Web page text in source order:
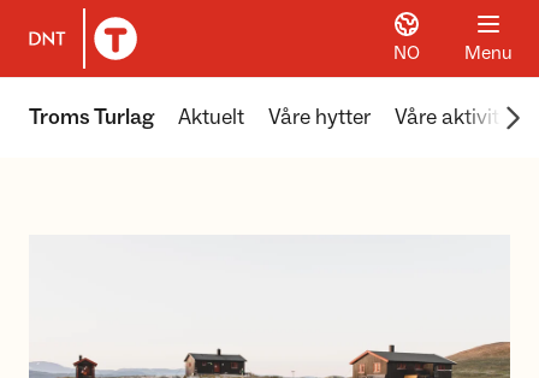
To DNT.no frontpage
NO Menu
Troms Turlag Aktuelt Våre hytter Våre aktiviteter